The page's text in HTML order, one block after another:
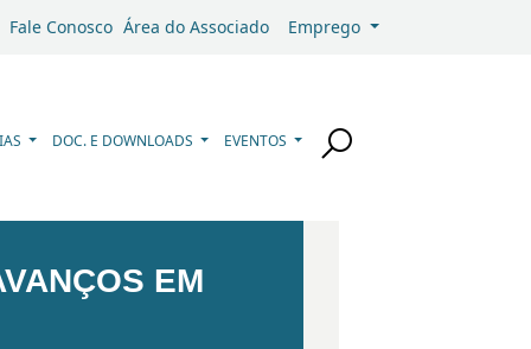
Fale Conosco Área do Associado Emprego
DOC. E DOWNLOADS EVENTOS
EM